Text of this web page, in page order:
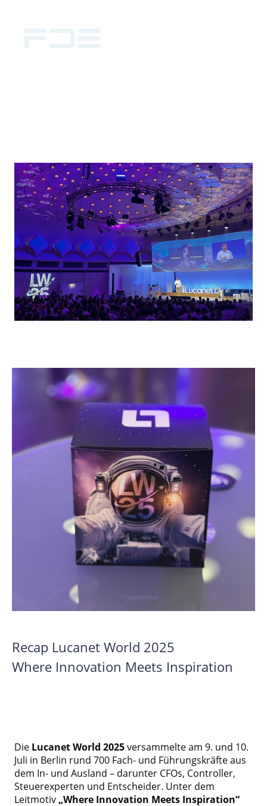
Recap Lucanet World 2025
Where Innovation Meets Inspiration
Die Lucanet World 2025versammelte am 9. und 10.
Juli in Berlin rund 700 Fach- und Führungskräfte aus
dem In- und Ausland – darunter CFOs, Controller,
Steuerexperten und Entscheider. Unter dem
Leitmotiv „Where Innovation Meets Inspiration“